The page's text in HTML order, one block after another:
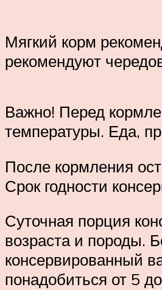
Мягкий корм
рекомендуют
Важно! Перед
температуры. Еда,
После кормления
Срок годности
Суточная порция
возраста и породы.
консервированный
понадобиться от 5